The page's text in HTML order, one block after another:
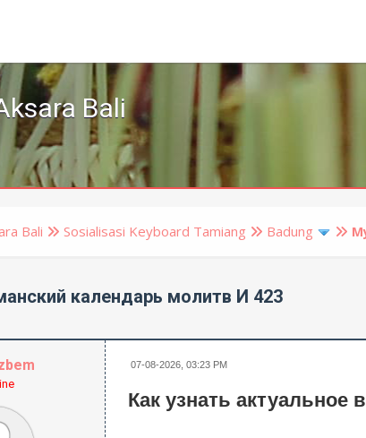
Bali
Bali Sosialisasi Keyboard Tamiang Badung
календарь молитв И 423
07-08-2026, 03:23 PM
Как узнать